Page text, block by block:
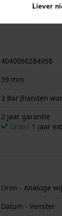
4040066284958
39 mm
3 Bar (handen
2 jaar garantie
Gratis 1 jaar
Uren - Analoge
Datum - Venster
Liever